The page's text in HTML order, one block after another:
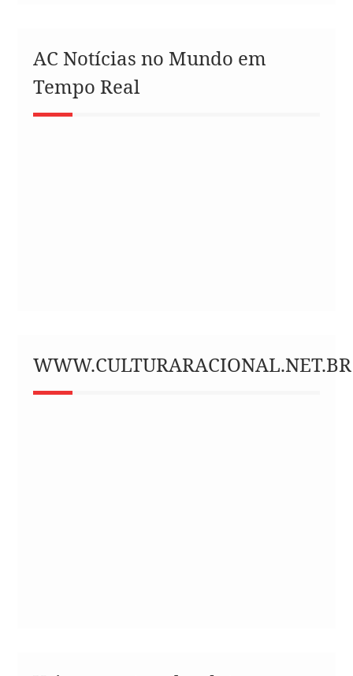
AC Notícias no Mundo em
Tempo Real
WWW.CULTURARACIONAL.NET.BR